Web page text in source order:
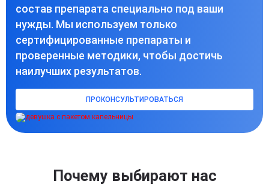
состав препарата специально под ваши
нужды. Мы используем только
сертифицированные препараты и
проверенные методики, чтобы достичь
наилучших результатов.
ПРОКОНСУЛЬТИРОВАТЬСЯ
Почему выбирают нас